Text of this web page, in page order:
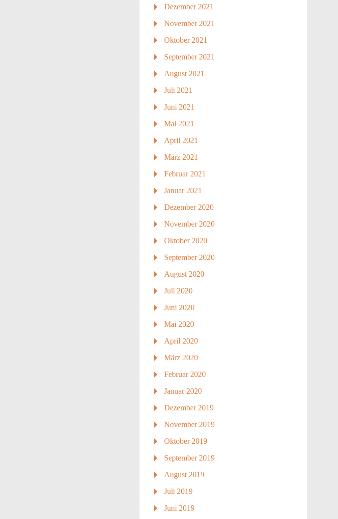
Dezember 2021
November 2021
Oktober 2021
September 2021
August 2021
Juli 2021
Juni 2021
Mai 2021
April 2021
März 2021
Februar 2021
Januar 2021
Dezember 2020
November 2020
Oktober 2020
September 2020
August 2020
Juli 2020
Juni 2020
Mai 2020
April 2020
März 2020
Februar 2020
Januar 2020
Dezember 2019
November 2019
Oktober 2019
September 2019
August 2019
Juli 2019
Juni 2019